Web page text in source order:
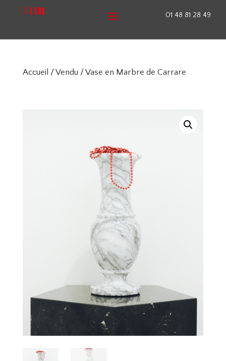
01 48 81 28 49
Accueil /Vendu / Vase en Marbre de Carrare